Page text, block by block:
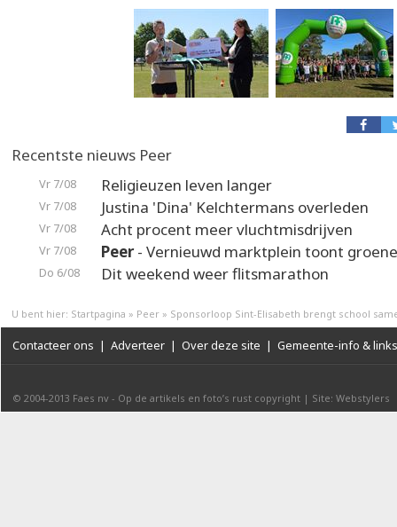
Recentste nieuws Peer
Vr 7/08 Religieuzen leven langer
Vr 7/08 Justina 'Dina' Kelchtermans overleden
Vr 7/08 Acht procent meer vluchtmisdrijven
Vr 7/08 Peer- Vernieuwd marktplein toont
Do 6/08 Dit weekend weer flitsmarathon
U bent hier: Startpagina » Peer » Sponsorloop Sint-Elisabeth brengt school
Contacteer ons | Adverteer | Over deze site | Gemeente-info & links
© 2004-2013 Faes nv - Op de artikels en foto’s rust copyright | Site: Webstylers